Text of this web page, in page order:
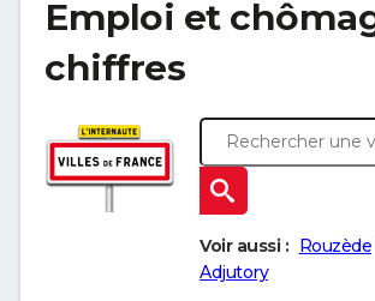
Emploi et
chiffres
Voir aussi : Rouzède
Adjutory